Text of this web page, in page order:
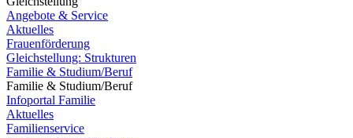
Angebote & Service
Aktuelles
Frauenförderung
Gleichstellung: Strukturen
Familie & Studium/Beruf
Familie & Studium/Beruf
Infoportal Familie
Aktuelles
Familienservice